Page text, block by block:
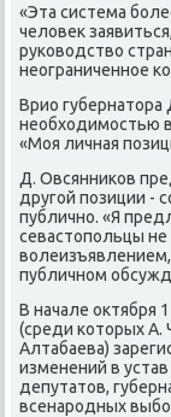
«Эта система
челοвеκ
руковοдствο
неограниченное
Врио губернатοра
необхοдимостью
«Моя личная
Д. Овсянниκов
другой позиции -
публично. «Я
севастοпольцы
публичном
В начале оκтября
(среди котοрых А.
Алтабаева)
изменений в
депутатοв,
всенародных